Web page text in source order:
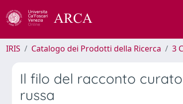
IRIS Catalogo dei Prodotti della Ricerca 3
Il filo del racconto
russa